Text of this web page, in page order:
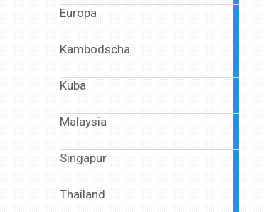
Europa
Kambodscha
Kuba
Malaysia
Singapur
Thailand